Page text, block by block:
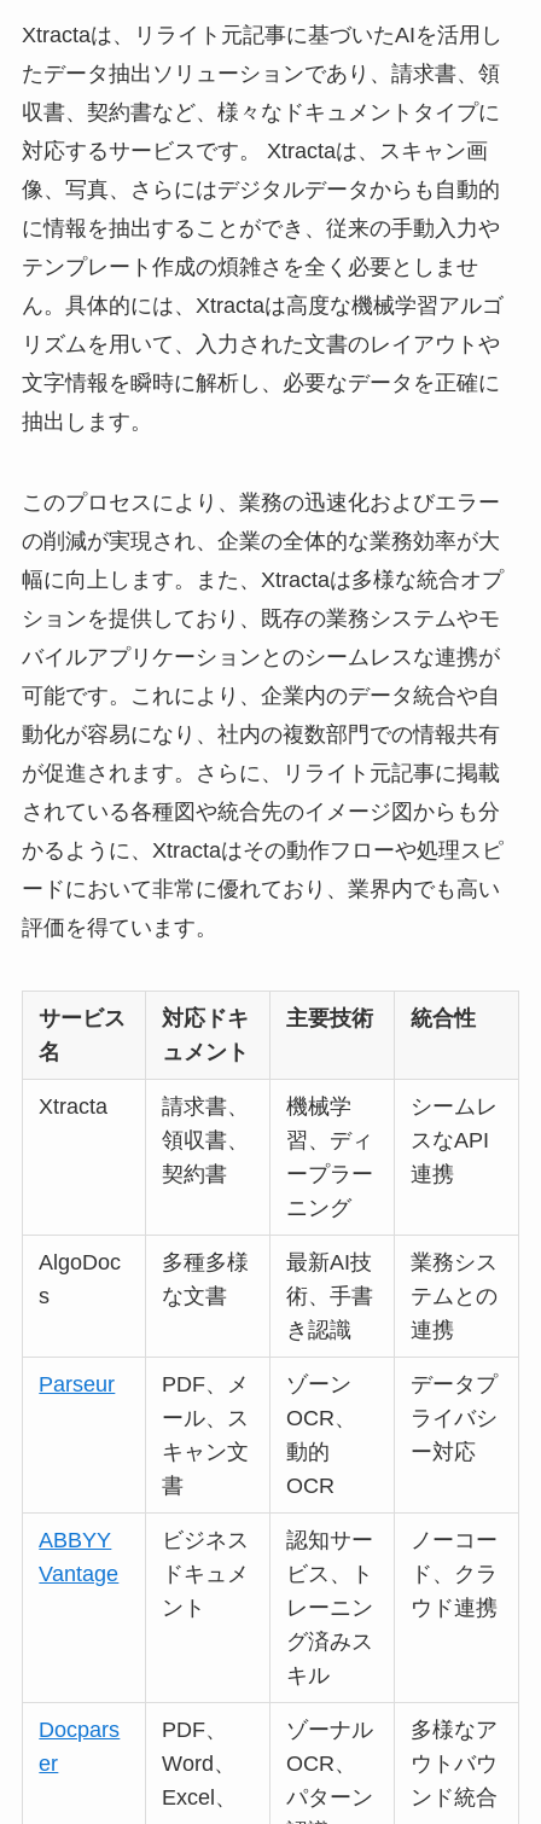
Xtractaは、リライト元記事に基づいたAIを活用し
たデータ抽出ソリューションであり、請求書、領
収書、契約書など、様々なドキュメントタイプに
対応するサービスです。 Xtractaは、スキャン画
像、写真、さらにはデジタルデータからも自動的
に情報を抽出することができ、従来の手動入力や
テンプレート作成の煩雑さを全く必要としませ
ん。具体的には、Xtractaは高度な機械学習アルゴ
リズムを用いて、入力された文書のレイアウトや
文字情報を瞬時に解析し、必要なデータを正確に
抽出します。
このプロセスにより、業務の迅速化およびエラー
の削減が実現され、企業の全体的な業務効率が大
幅に向上します。また、Xtractaは多様な統合オプ
ションを提供しており、既存の業務システムやモ
バイルアプリケーションとのシームレスな連携が
可能です。これにより、企業内のデータ統合や自
動化が容易になり、社内の複数部門での情報共有
が促進されます。さらに、リライト元記事に掲載
されている各種図や統合先のイメージ図からも分
かるように、Xtractaはその動作フローや処理スピ
ードにおいて非常に優れており、業界内でも高い
評価を得ています。
サービス
名
対応ドキ
ュメント
主要技術 統合性
Xtracta
請求書、
領収書、
契約書
機械学
習、ディ
ープラー
ニング
シームレ
スなAPI
連携
AlgoDoc
s
多種多様
な文書
最新AI技
術、手書
き認識
業務シス
テムとの
連携
Parseur
PDF、メ
ール、ス
キャン文
書
ゾーン
OCR、
動的
OCR
データプ
ライバシ
ー対応
ABBYY
Vantage
ビジネス
ドキュメ
ント
認知サー
ビス、ト
レーニン
グ済みス
キル
ノーコー
ド、クラ
ウド連携
Docpars
er
PDF、
Word、
Excel、
ゾーナル
OCR、
パターン
多様なア
ウトバウ
ンド統合